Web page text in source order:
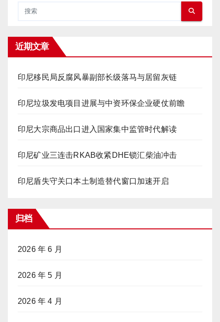
近期文章
印尼移民局反腐风暴副部长级落马与居留灰链
印尼垃圾发电项目进展与中资环保企业硬仗前瞻
印尼大宗商品出口进入国家集中监管时代解读
印尼矿业三连击RKAB收紧DHE锁汇柴油冲击
印尼盾失守关口本土制造替代窗口加速开启
归档
2026 年 6 月
2026 年 5 月
2026 年 4 月